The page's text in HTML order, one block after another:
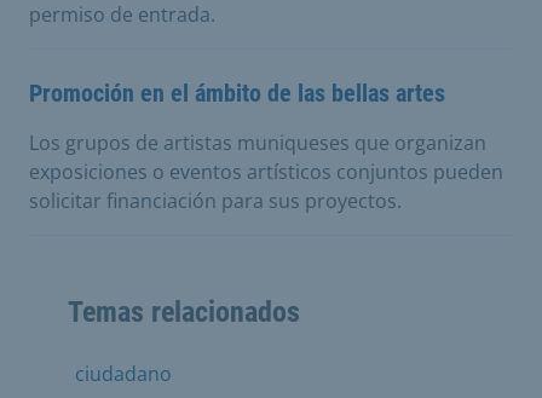
permiso de entrada.
Promoción en el ámbito de las bellas artes
Los grupos de artistas muniqueses que organizan
exposiciones o eventos artísticos conjuntos pueden
solicitar financiación para sus proyectos.
Temas relacionados
ciudadano